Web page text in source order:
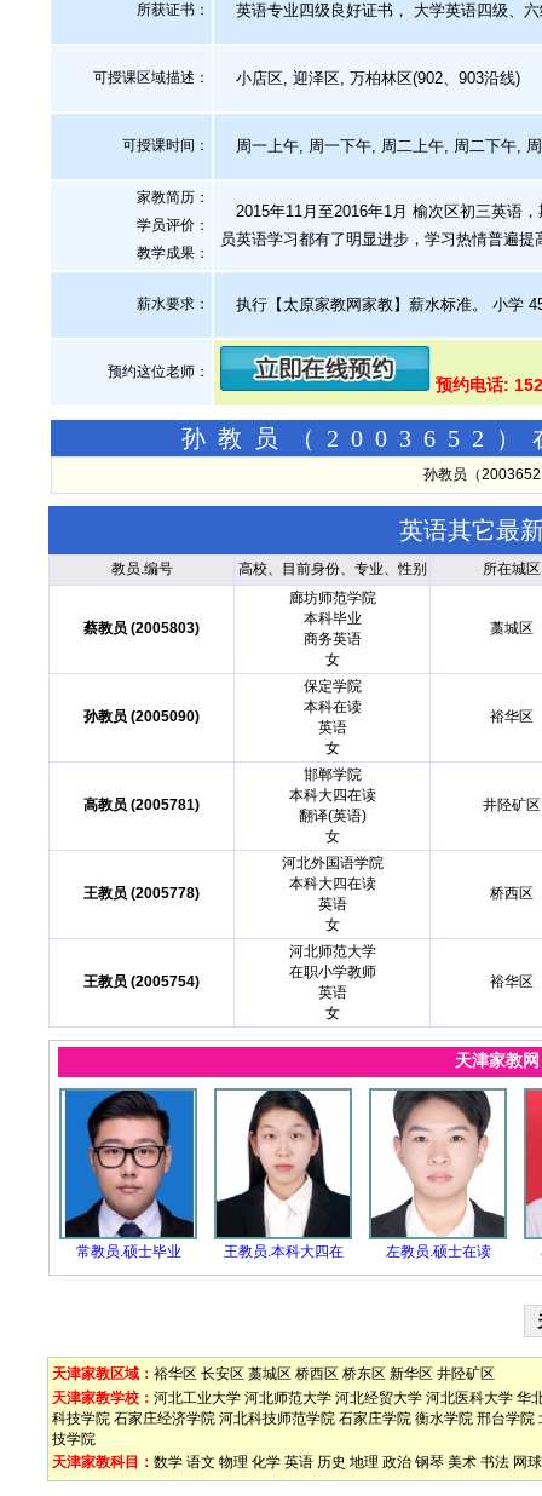
所获证书 ： 英语专业四级良好证书， 大学英语四级、
可授课区域描述： 小店区, 迎泽区, 万柏林区(902、903沿线)
可授课时间： 周一上午, 周一下午, 周二上午, 周二下午,
家教简历：
学员评价：
教学成果：
2015年11月至2016年1月 榆次区初三英语
员英语学习都有了明显进步，学习热情普遍提
薪水要求： 执行【太原家教网家教】薪水标准。 小学
预约这位老师：
预约电话:
孙教员（2003652）
孙教员（
英语其它最
教员.编号 高校、目前身份、专业、性别 所在城区
蔡教员 (2005803)
廊坊师范学院
本科毕业
商务英语
女
藁城区
孙教员 (2005090)
保定学院
本科在读
英语
女
裕华区
高教员 (2005781)
邯郸学院
本科大四在读
翻译(英语)
女
井陉矿区
王教员 (2005778)
河北外国语学院
本科大四在读
英语
女
桥西区
王教员 (2005754)
河北师范大学
在职小学教师
英语
女
裕华区
天津家教
常教员.硕士毕业 王教员.本科大四在 左教员.硕士在读
天津家教区域： 裕华区 长安区 藁城区 桥西区 桥东区 新华区 井陉矿区
天津家教学校： 河北工业大学 河北师范大学 河北经贸大学 河北医科大学 华
科技学院 石家庄经济学院 河北科技师范学院 石家庄学院 衡水学院 邢台学院
技学院
天津家教科目： 数学 语文 物理 化学 英语 历史 地理 政治 钢琴 美术 书法 网球